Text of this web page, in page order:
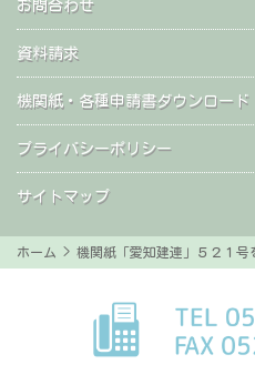
お問合わせ
資料請求
機関紙・各種申請書ダウンロード
プライバシーポリシー
サイトマップ
ホーム > 機関紙「愛知建連」５２１号